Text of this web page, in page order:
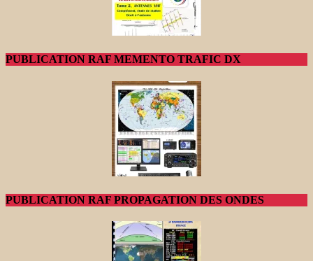
PUBLICATION RAF MEMENTO TRAFIC DX
PUBLICATION RAF PROPAGATION DES ONDES